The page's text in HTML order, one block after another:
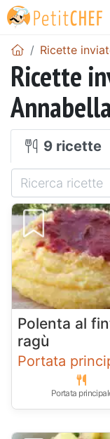
Ricette
Ricette
9 ricette
Polenta al
ragù
Portata
Portata